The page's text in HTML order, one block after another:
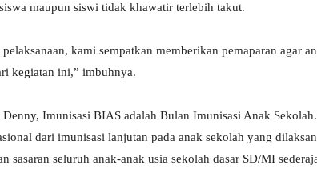
maupun siswi tidak khawatir terlebih takut.
kami sempatkan memberikan pemaparan agar
kegiatan ini,” imbuhnya.
Imunisasi BIAS adalah Bulan Imunisasi Anak
dari imunisasi lanjutan pada anak sekolah yang
sasaran seluruh anak-anak usia sekolah dasar SD/MI